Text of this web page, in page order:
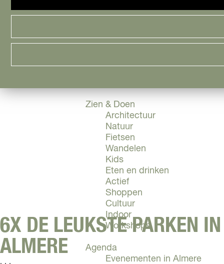
Samen genieten
Urban en Architectuur
Zien & Doen
Architectuur
Natuur
Fietsen
Wandelen
Kids
Eten en drinken
Actief
Shoppen
Cultuur
Indoor
Workshops
Agenda
Evenementen in Almere
6X DE LEUKSTE PARKEN IN
ALMERE